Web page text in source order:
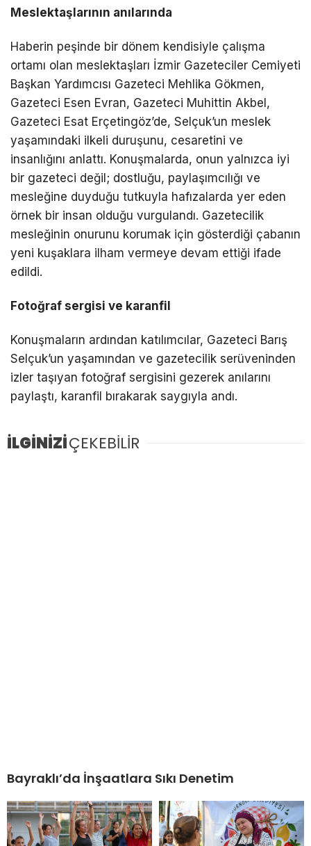
Meslektaşlarının anılarında
Haberin peşinde bir dönem kendisiyle çalışma
ortamı olan meslektaşları İzmir Gazeteciler Cemiyeti
Başkan Yardımcısı Gazeteci Mehlika Gökmen,
Gazeteci Esen Evran, Gazeteci Muhittin Akbel,
Gazeteci Esat Erçetingöz’de, Selçuk’un meslek
yaşamındaki ilkeli duruşunu, cesaretini ve
insanlığını anlattı. Konuşmalarda, onun yalnızca iyi
bir gazeteci değil; dostluğu, paylaşımcılığı ve
mesleğine duyduğu tutkuyla hafızalarda yer eden
örnek bir insan olduğu vurgulandı. Gazetecilik
mesleğinin onurunu korumak için gösterdiği çabanın
yeni kuşaklara ilham vermeye devam ettiği ifade
edildi.
Fotoğraf sergisi ve karanfil
Konuşmaların ardından katılımcılar, Gazeteci Barış
Selçuk’un yaşamından ve gazetecilik serüveninden
izler taşıyan fotoğraf sergisini gezerek anılarını
paylaştı, karanfil bırakarak saygıyla andı.
İLGİNİZİÇEKEBİLİR
Bayraklı’da İnşaatlara Sıkı Denetim